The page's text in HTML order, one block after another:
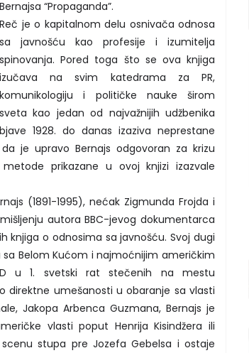
Bernajsa “Propaganda”.
Reč je o kapitalnom delu osnivača odnosa
sa javnošću kao profesije i izumitelja
spinovanja. Pored toga što se ova knjiga
izučava na svim katedrama za PR,
komunikologiju i političke nauke širom
sveta kao jedan od najvažnijih udžbenika
1928. do danas izaziva neprestane
je upravo Bernajs odgovoran za krizu
prikazane u ovoj knjizi izazvale
(1891-1995), nećak Zigmunda Frojda i
autora BBC-jevog dokumentarca
knjiga o odnosima sa javnošću. Svoj dugi
Belom Kućom i najmoćnijim američkim
u 1. svetski rat stečenih na mestu
direktne umešanosti u obaranje sa vlasti
Jakopa Arbenca Guzmana, Bernajs je
vlasti poput Henrija Kisindžera ili
scenu stupa pre Jozefa Gebelsa i ostaje